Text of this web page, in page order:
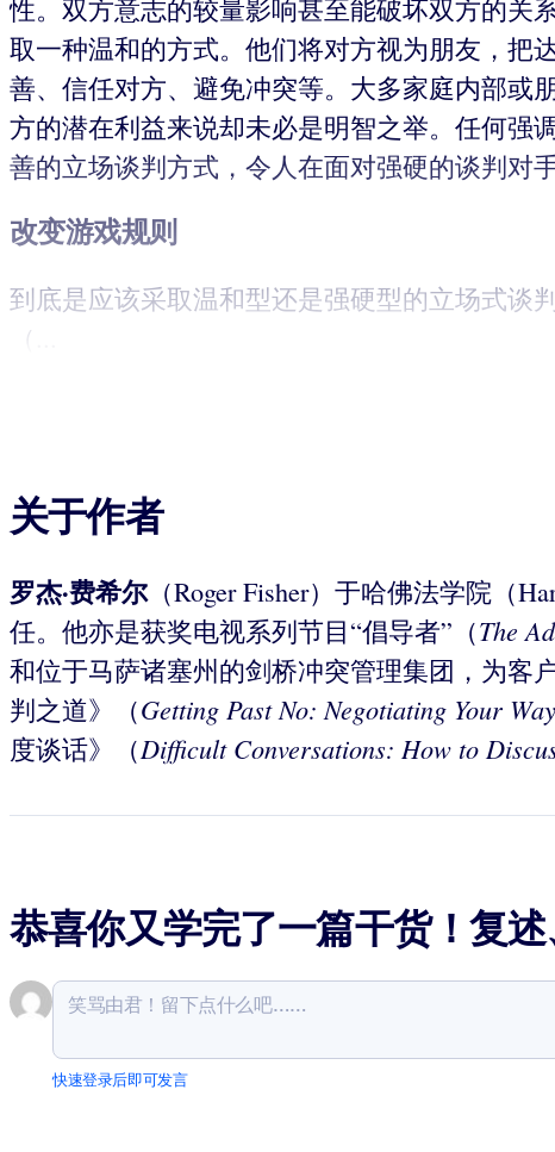
性。双方意志的较量影响甚至能破坏双方的关
取一种温和的方式。他们将对方视为朋友，把
善、信任对方、避免冲突等。大多家庭内部或
方的潜在利益来说却未必是明智之举。任何强
善的立场谈判方式，令人在面对强硬的谈判对
改变游戏规则
到底是应该采取温和型还是强硬型的立场式谈
（...
关于作者
罗杰·费希尔（Roger Fisher）于哈佛法学院（
任。他亦是获奖电视系列节目“倡导者”（The
和位于马萨诸塞州的剑桥冲突管理集团，为客
判之道》（Getting Past No: Negotiating Your
度谈话》（Difficult Conversations: How to
恭喜你又学完了一篇干货！复
快速登录后即可发言